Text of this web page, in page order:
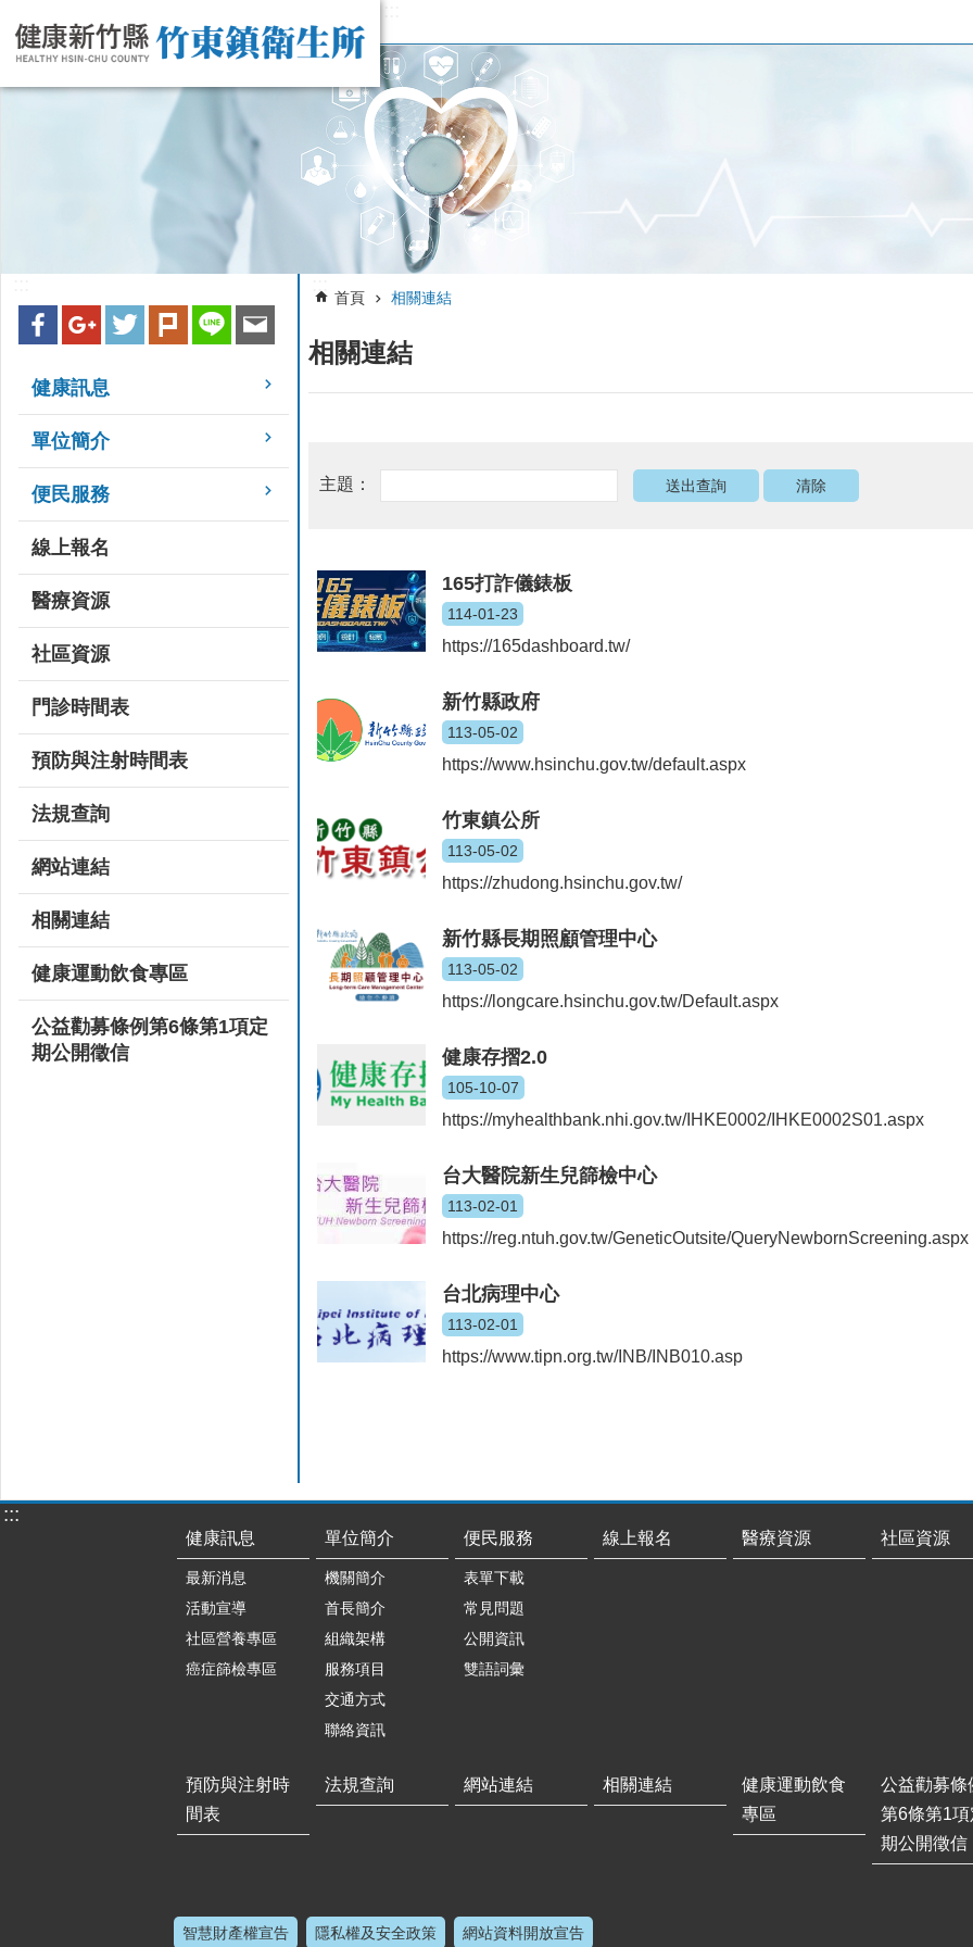
跳到主要內容區塊
健康訊息
單位簡介
便民服務
線上報名
醫療資源
社區資源
門診時間表
預防與注射時間表
法規查詢
網站連結
相關連結
健康運動飲食專區
公益勸募條例第6條第1項定
期公開徵信
首頁 相關連結
相關連結
165打詐儀錶板
114-01-23
https://165dashboard.tw/
新竹縣政府
113-05-02
https://www.hsinchu.gov.tw/default.aspx
竹東鎮公所
113-05-02
https://zhudong.hsinchu.gov.tw/
新竹縣長期照顧管理中心
113-05-02
https://longcare.hsinchu.gov.tw/Default.aspx
健康存摺2.0
105-10-07
https://myhealthbank.nhi.gov.tw/IHKE0002/IHKE0002S01.aspx
台大醫院新生兒篩檢中心
113-02-01
https://reg.ntuh.gov.tw/GeneticOutsite/QueryNewbornScreening.aspx
台北病理中心
113-02-01
https://www.tipn.org.tw/INB/INB010.asp
:::
健康訊息
最新消息
活動宣導
社區營養專區
癌症篩檢專區
單位簡介
機關簡介
首長簡介
組織架構
服務項目
交通方式
聯絡資訊
便民服務
表單下載
常見問題
公開資訊
雙語詞彙
線上報名 醫療資源 社區資源
預防與注射時
間表
法規查詢 網站連結 相關連結
健康運動飲食
專區
公益勸募條
第6條第1項
期公開徵信
智慧財產權宣告 隱私權及安全政策 網站資料開放宣告